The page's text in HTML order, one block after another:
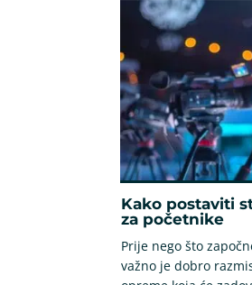
Kako postaviti
za početnike
Prije nego što
važno je dobro